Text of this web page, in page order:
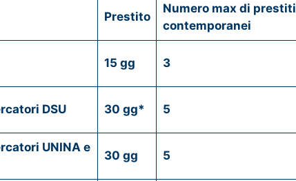
Prestito
Numero max di prestiti
contemporanei
15 gg 3
DSU 30 gg* 5
UNINA e
30 gg 5